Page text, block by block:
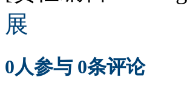
展
0人参与 0条评论